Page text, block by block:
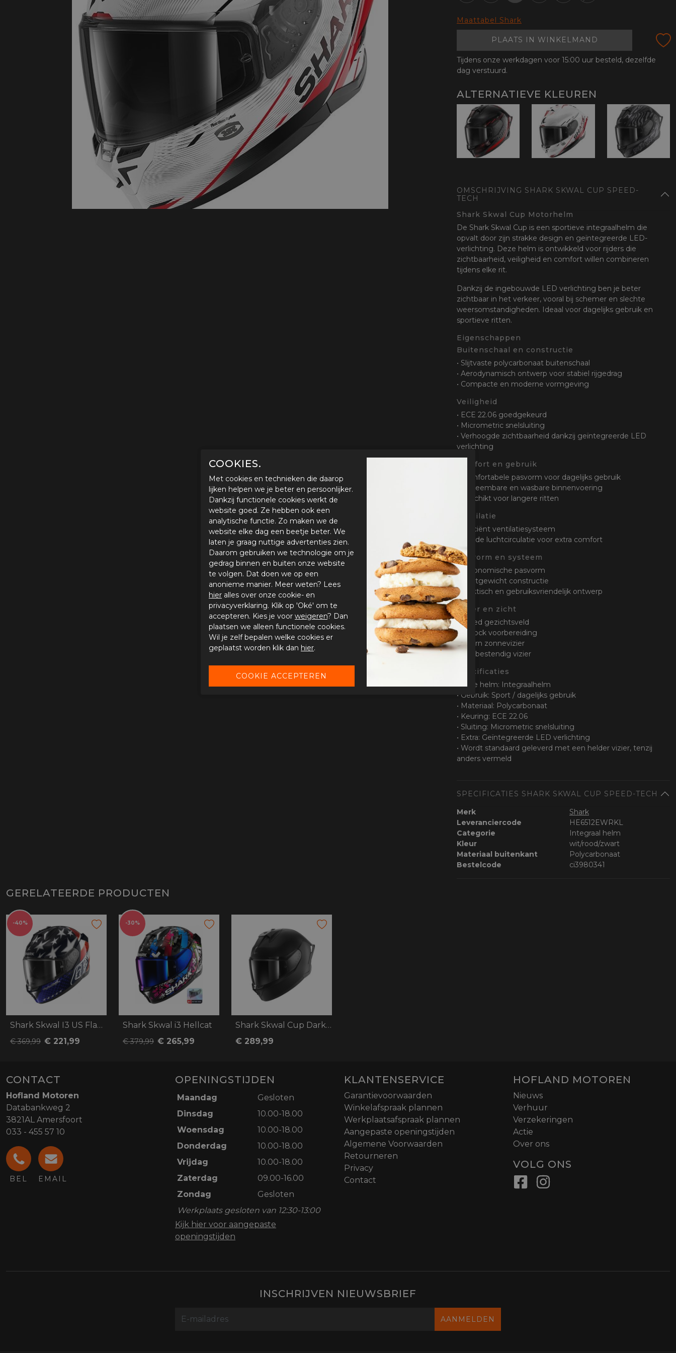
Airbags
handschoenen
All-Season
handschoenen
Verwarmde
handschoenen
Sloten
TelefoonMaattabel Shark
PLAATS IN WINKELMAND
Tijdens onze werkdagen voor 15:00 uur besteld, dezelfde
dag verstuurd.
ALTERNATIEVE KLEUREN
OMSCHRIJVING SHARK SKWAL CUP SPEED-
TECH
Shark Skwal Cup Motorhelm
De Shark Skwal Cup is een sportieve integraalhelm die
opvalt door zijn strakke design en geïntegreerde LED-
verlichting. Deze helm is ontwikkeld voor rijders die
zichtbaarheid, veiligheid en comfort willen combineren
tijdens elke rit.
Dankzij de ingebouwde LED verlichting ben je beter
zichtbaar in het verkeer, vooral bij schemer en slechte
weersomstandigheden. Ideaal voor dagelijks gebruik en
sportieve ritten.
Eigenschappen
Buitenschaal en constructie
• Slijtvaste polycarbonaat buitenschaal
• Aerodynamisch ontwerp voor stabiel rijgedrag
• Compacte en moderne vormgeving
Veiligheid
• ECE 22.06 goedgekeurd
• Micrometric snelsluiting
• Verhoogde zichtbaarheid dankzij geïntegreerde LED
verlichting
Comfort en gebruik
• Comfortabele pasvorm voor dagelijks gebruik
• Uitneembare en wasbare binnenvoering
• Geschikt voor langere ritten
Ventilatie
• Efficiënt ventilatiesysteem
• Goede luchtcirculatie voor extra comfort
Pasvorm en systeem
• Ergonomische pasvorm
• Lichtgewicht constructie
• Praktisch en gebruiksvriendelijk ontwerp
Vizier en zicht
• Breed gezichtsveld
• Pinlock voorbereiding
• Intern zonnevizier
• Krasbestendig vizier
Specificaties
• Type helm: Integraalhelm
• Gebruik: Sport / dagelijks gebruik
• Materiaal: Polycarbonaat
• Keuring: ECE 22.06
• Sluiting: Micrometric snelsluiting
• Extra: Geïntegreerde LED verlichting
• Wordt standaard geleverd met een helder vizier, tenzij
anders vermeld
SPECIFICATIES SHARK SKWAL CUP SPEED-TECH
Merk
Shark
Leveranciercode
HE6512EWRKL
Categorie
Integraal helm
Kleur
wit/rood/zwart
Materiaal buitenkant
Polycarbonaat
Bestelcode
ci3980341
GERELATEERDE PRODUCTEN
-40%
Shark Skwal I3 US Flag Troy lee designs
€ 369,99 € 221,99
-30%
Shark Skwal i3 Hellcat
€ 379,99 € 265,99
Shark Skwal Cup Dark Shadow
€ 289,99
CONTACT
Hofland Motoren
Databankweg 2
3821AL Amersfoort
033 - 455 57 10
BEL EMAIL
OPENINGSTIJDEN
Maandag
Gesloten
Dinsdag
10.00-18.00
Woensdag
10.00-18.00
Donderdag
10.00-18.00
Vrijdag
10.00-18.00
Zaterdag
09.00-16.00
Zondag
Gesloten
Werkplaats gesloten van 12:30-13:00
Kijk hier voor aangepaste
openingstijden
KLANTENSERVICE
Garantievoorwaarden
Winkelafspraak plannen
Werkplaatsafspraak plannen
Aangepaste openingstijden
Algemene Voorwaarden
Retourneren
Privacy
Contact
HOFLAND MOTOREN
Nieuws
Verhuur
Verzekeringen
Actie
Over ons
VOLG ONS
INSCHRIJVEN NIEUWSBRIEF
AANMELDEN
COOKIES.
Met cookies en technieken die daarop
lijken helpen we je beter en persoonlijker.
Dankzij functionele cookies werkt de
website goed. Ze hebben ook een
analytische functie. Zo maken we de
website elke dag een beetje beter. We
laten je graag nuttige advertenties zien.
Daarom gebruiken we technologie om je
gedrag binnen en buiten onze website
te volgen. Dat doen we op een
anonieme manier. Meer weten? Lees
hier alles over onze cookie- en
privacyverklaring. Klik op 'Oké' om te
accepteren. Kies je voor weigeren? Dan
plaatsen we alleen functionele cookies.
Wil je zelf bepalen welke cookies er
geplaatst worden klik dan hier.